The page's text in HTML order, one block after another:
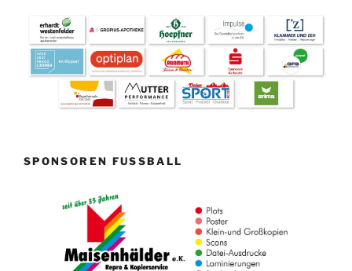
SPONSOREN FUSSBALL